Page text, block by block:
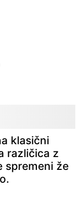
klasični
različica z
spremeni že